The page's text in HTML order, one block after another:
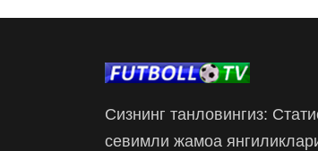
Сизнинг танловингиз:
севимли жамоа